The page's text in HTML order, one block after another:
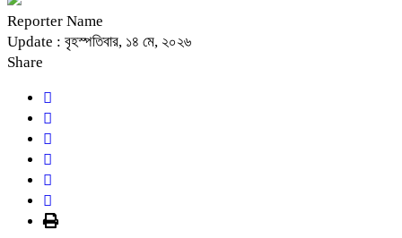
Reporter Name
Update : বৃহস্পতিবার, ১৪ মে, ২০২৬
Share